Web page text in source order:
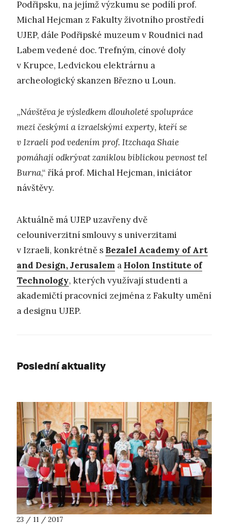
Podřipsku, na jejímž výzkumu se podílí prof.
Michal Hejcman z Fakulty životního prostředí
UJEP, dále Podřipské muzeum v Roudnici nad
Labem vedené doc. Trefným, cínové doly
v Krupce, Ledvickou elektrárnu a
archeologický skanzen Březno u Loun.
„Návštěva je výsledkem dlouholeté spolupráce
mezi českými a izraelskými experty, kteří se
v Izraeli pod vedením prof. Itzchaqa Shaie
pomáhají odkrývat zaniklou biblickou pevnost tel
Burna,“ říká prof. Michal Hejcman, iniciátor
návštěvy.
Aktuálně má UJEP uzavřeny dvě
celouniverzitní smlouvy s univerzitami
v Izraeli, konkrétně s Bezalel Academy of Art
and Design, Jerusalem a Holon Institute of
Technology, kterých využívají studenti a
akademičtí pracovníci zejména z Fakulty umění
a designu UJEP.
Poslední aktuality
23 / 11 / 2017